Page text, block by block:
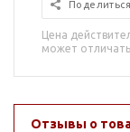
Поделиться
Цена
может
Отзывы о